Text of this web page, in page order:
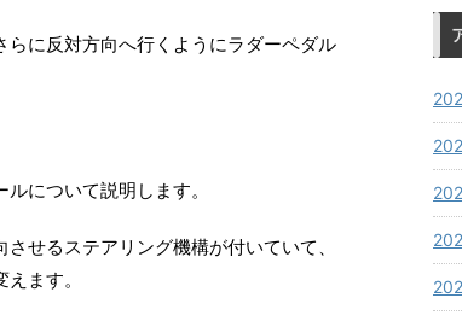
に反対方向へ行くようにラダーペダル
について説明します。
せるステアリング機構が付いていて、
ます。